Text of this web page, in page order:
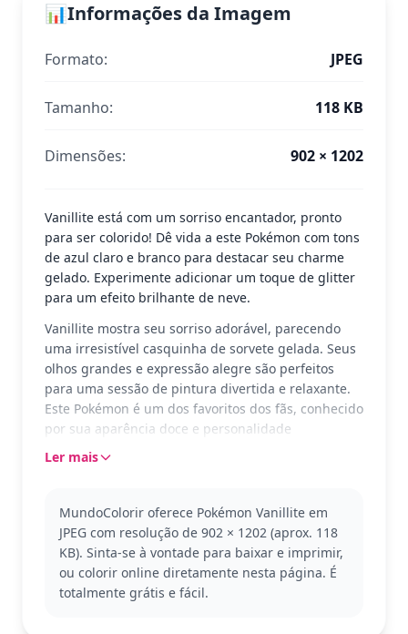
📊Informações da Imagem
Formato: JPEG
Tamanho: 118 KB
Dimensões: 902 × 1202
Vanillite está com um sorriso encantador, pronto
para ser colorido! Dê vida a este Pokémon com tons
de azul claro e branco para destacar seu charme
gelado. Experimente adicionar um toque de glitter
para um efeito brilhante de neve.
Vanillite mostra seu sorriso adorável, parecendo
uma irresistível casquinha de sorvete gelada. Seus
olhos grandes e expressão alegre são perfeitos
para uma sessão de pintura divertida e relaxante.
Este Pokémon é um dos favoritos dos fãs, conhecido
por sua aparência doce e personalidade
refrescante.
excelente personagem para começar sua coleção
de páginas para colorir Pokémon. Se você gosta de
Vanillite, pode também se interessar por outros
Pokémon fofos como Snorunt ou Cubchoo.
Ler mais
MundoColorir oferece Pokémon Vanillite em
JPEG com resolução de 902 × 1202 (aprox. 118
KB). Sinta-se à vontade para baixar e imprimir,
ou colorir online diretamente nesta página. É
totalmente grátis e fácil.